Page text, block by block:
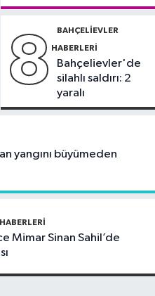
8 BAHÇELIEVLER
HABERLERI
Bahçelievler'de
silahlı saldırı: 2
yaralı
yangını büyümeden
Mimar Sinan Sahil’de